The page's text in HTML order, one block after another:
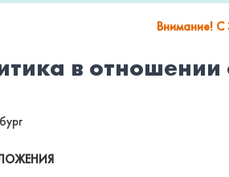
Внимание!
в